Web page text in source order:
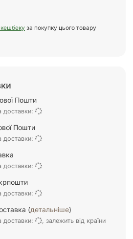
кешбеку за покупку цього товару
Пошти
доставки:
Пошти
доставки:
доставки:
доставки:
(детальніше)
доставки:
, залежить від країни